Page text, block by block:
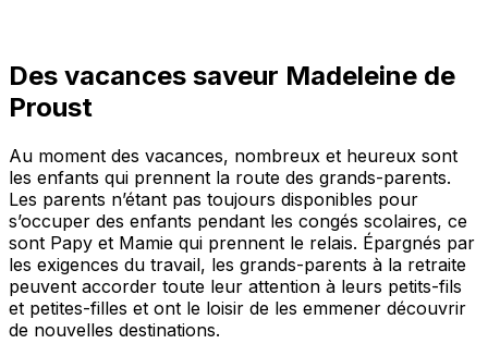
Des vacances saveur Madeleine de
Proust
Au moment des vacances, nombreux et heureux sont
les enfants qui prennent la route des grands-parents.
Les parents n’étant pas toujours disponibles pour
s’occuper des enfants pendant les congés scolaires, ce
sont Papy et Mamie qui prennent le relais. Épargnés par
les exigences du travail, les grands-parents à la retraite
peuvent accorder toute leur attention à leurs petits-fils
et petites-filles et ont le loisir de les emmener découvrir
de nouvelles destinations.